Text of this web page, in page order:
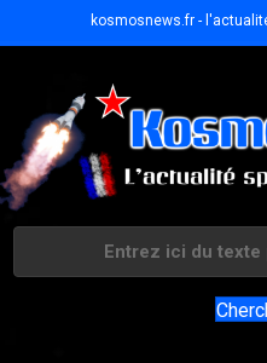
kosmosnews.fr -